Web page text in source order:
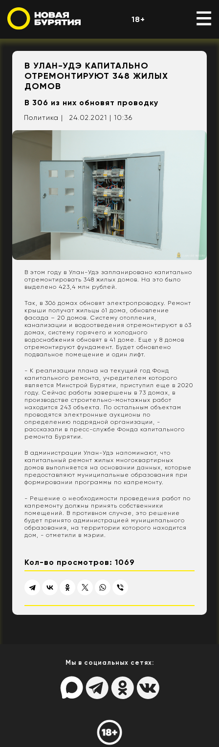
18+
В УЛАН-УДЭ КАПИТАЛЬНО
ОТРЕМОНТИРУЮТ 348 ЖИЛЫХ
ДОМОВ
В 306 из них обновят проводку
Политика | 24.02.2021 | 10:36
В этом году в Улан-Удэ запланировано капитально
отремонтировать 348 жилых домов. На это было
выделено 423,4 млн рублей.
Так, в 306 домах обновят электропроводку. Ремонт
крыши получат жильцы 61 дома, обновление
фасада – 20 домов. Систему отопления,
канализации и водоотведения отремонтируют в 63
домах, систему горячего и холодного
водоснабжения обновят в 41 доме. Еще у 8 домов
отремонтируют фундамент. Будет обновлено
подвальное помещение и один лифт.
- К реализации плана на текущий год Фонд
капитального ремонта, учредителем которого
является Минстрой Бурятии, приступил еще в 2020
году. Сейчас работы завершены в 73 домах, в
производстве строительно-монтажных работ
находится 243 объекта. По остальным объектам
проводятся электронные аукционы по
определению подрядной организации, -
рассказали в пресс-службе Фонда капитального
ремонта Бурятии.
В администрации Улан-Удэ напоминают, что
капитальный ремонт жилых многоквартирных
домов выполняется на основании данных, которые
предоставляют муниципальные образования при
формировании программы по капремонту.
- Решение о необходимости проведения работ по
капремонту должны принять собственники
помещений. В противном случае, это решение
будет принято администрацией муниципального
образования, на территории которого находится
дом, - отметили в мэрии.
Кол-во просмотров: 1069
Мы в социальных сетях: